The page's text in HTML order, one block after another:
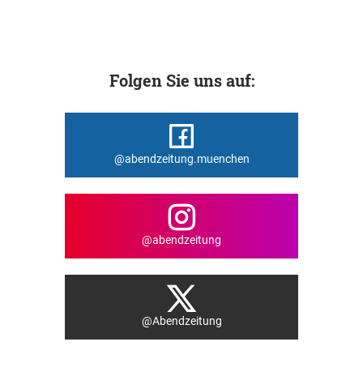
Folgen Sie uns auf:
@abendzeitung.muenchen
@abendzeitung
@Abendzeitung